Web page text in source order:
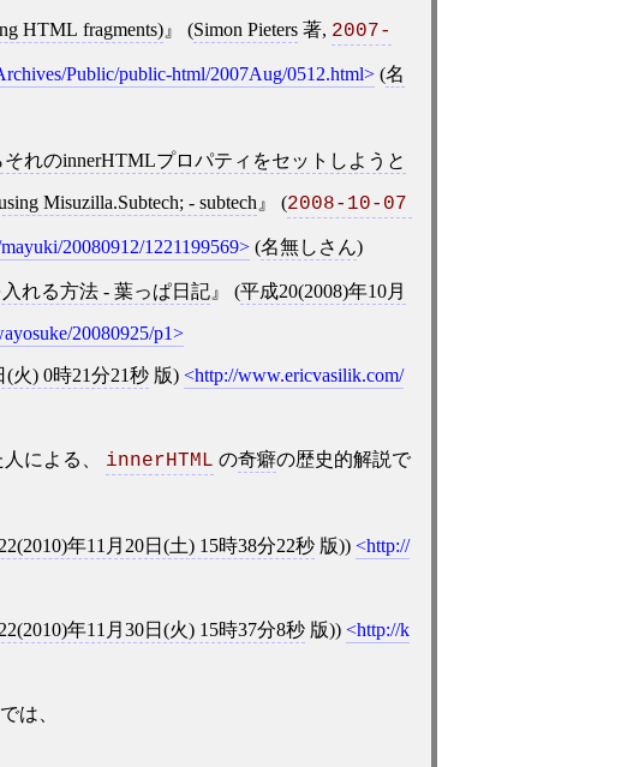
HTML fragments) (Simon Pieters著, 2007-
Public/public-html/2007Aug/0512.html (名
れのinnerHTMLプロパティをセットしようと
Misuzilla.Subtech; - subtech (2008-10-07
20080912/1221199569 (名無しさん)
れる方法 - 葉っぱ日記 (平成20(2008)年10月
20080925/p1
(火) 0時21分21秒版) http://www.ericvasilik.com/
による、 innerHTML の奇癖の歴史的解説で
年11月20日(土) 15時38分22秒版)) http://
年11月30日(火) 15時37分8秒版)) http://k
は、